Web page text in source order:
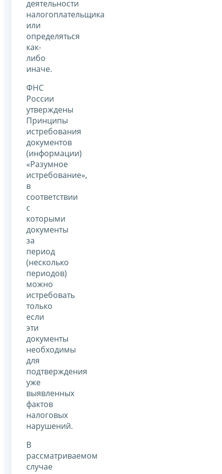
деятельности
налогоплательщика
или
определяться
как-
либо
иначе.
ФНС
России
утверждены
Принципы
истребования
документов
(информации)
«Разумное
истребование»,
в
соответствии
с
которыми
документы
за
период
(несколько
периодов)
можно
истребовать
только
если
эти
документы
необходимы
для
подтверждения
уже
выявленных
фактов
налоговых
нарушений.
В
рассматриваемом
случае